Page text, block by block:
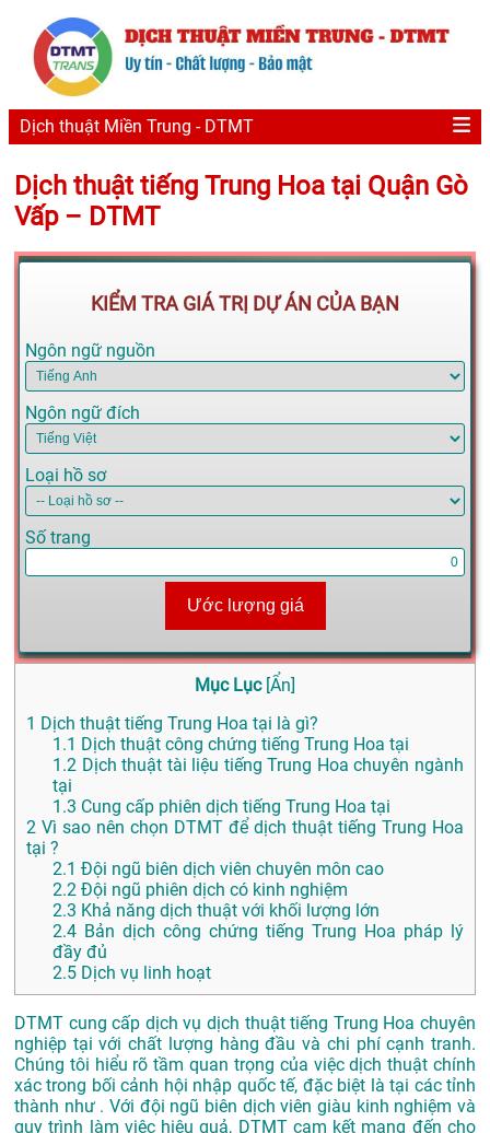
Dịch thuật Miền Trung - DTMT
Dịch thuật tiếng Trung Hoa tại Quận Gò
Vấp – DTMT
KIỂM TRA GIÁ TRỊ DỰ ÁN CỦA BẠN
Ngôn ngữ nguồn
Ngôn ngữ đích
Loại hồ sơ
Số trang
Ước lượng giá
Mục Lục [Ẩn]
1 Dịch thuật tiếng Trung Hoa tại là gì?
1.1 Dịch thuật công chứng tiếng Trung Hoa tại
1.2 Dịch thuật tài liệu tiếng Trung Hoa chuyên ngành
tại
1.3 Cung cấp phiên dịch tiếng Trung Hoa tại
2 Vì sao nên chọn DTMT để dịch thuật tiếng Trung Hoa
tại ?
2.1 Đội ngũ biên dịch viên chuyên môn cao
2.2 Đội ngũ phiên dịch có kinh nghiệm
2.3 Khả năng dịch thuật với khối lượng lớn
2.4 Bản dịch công chứng tiếng Trung Hoa pháp lý
đầy đủ
2.5 Dịch vụ linh hoạt
DTMT cung cấp dịch vụ dịch thuật tiếng Trung Hoa chuyên
nghiệp tại với chất lượng hàng đầu và chi phí cạnh tranh.
Chúng tôi hiểu rõ tầm quan trọng của việc dịch thuật chính
xác trong bối cảnh hội nhập quốc tế, đặc biệt là tại các tỉnh
thành như . Với đội ngũ biên dịch viên giàu kinh nghiệm và
quy trình làm việc hiệu quả, DTMT cam kết mang đến cho